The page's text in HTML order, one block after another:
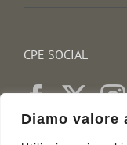
Diamo valore
CPE SOCIAL